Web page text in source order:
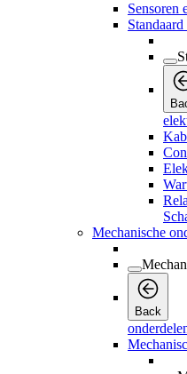
Sensoren
Mechanische
Back